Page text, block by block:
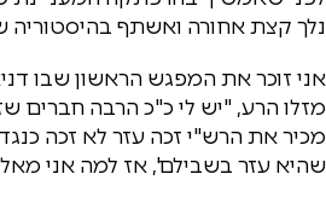
נלך קצת אחורה ואשתף בהיסטוריה
אני זוכר את המפגש הראשון שבו
מזלו הרע, "יש לי כ"כ הרבה חברים
מכיר את הרש"י זכה עזר לא זכה
שהיא עזר בשבילם', אז למה אני